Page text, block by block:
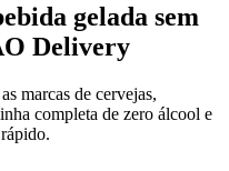
gelada sem
Delivery
marcas de cervejas,
completa de zero álcool e